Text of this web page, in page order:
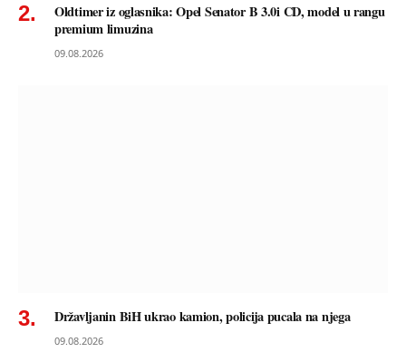
Oldtimer iz oglasnika: Opel Senator B 3.0i CD, model u rangu
premium limuzina
09.08.2026
Državljanin BiH ukrao kamion, policija pucala na njega
09.08.2026